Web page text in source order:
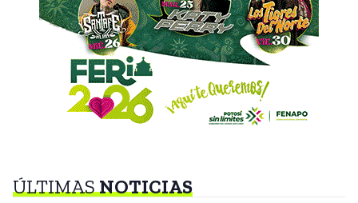
ÚLTIMASNOTICIAS